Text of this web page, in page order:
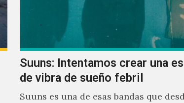
Suuns: Intentamos crear una
de vibra de sueño febril
Suuns es una de esas bandas que